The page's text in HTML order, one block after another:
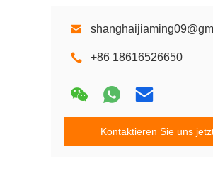
+86 18616526650
Kontaktieren Sie uns